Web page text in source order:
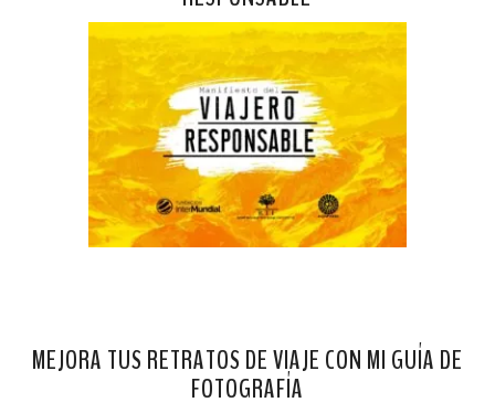
MEJORA TUS RETRATOS DE VIAJE CON MI GUÍA DE
FOTOGRAFÍA